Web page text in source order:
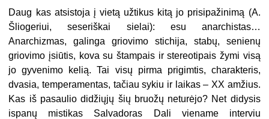
Daug kas atsistoja į vietą užti­kus kitą jo prisipažinimą (A.
Šlio­geriui, seseriškai sielai): esu anarchis­tas…
Anarchizmas, galinga griovimo stichija, stabų, senienų
griovimo įsiūtis, kova su štampais ir stereotipais žymi visą
jo gyvenimo kelią. Tai visų pirma prigimtis, charakteris,
dvasia, tempe­ramentas, tačiau sykiu ir laikas – XX amžius.
Kas iš pasaulio didžiųjų šių bruožų neturėjo? Net didysis
ispanų mistikas Salvadoras Dali viename in­terviu